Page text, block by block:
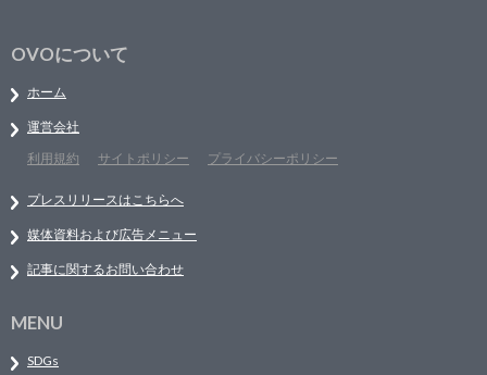
OVOについて
ホーム
運営会社
利用規約
サイトポリシー プライバシーポリシー
プレスリリースはこちらへ
媒体資料および広告メニュー
記事に関するお問い合わせ
MENU
SDGs